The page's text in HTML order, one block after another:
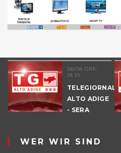
06/08 ORE:
18.10
TELEGIORNALE
ALTO ADIGE
- SERA
WER WIR SIND